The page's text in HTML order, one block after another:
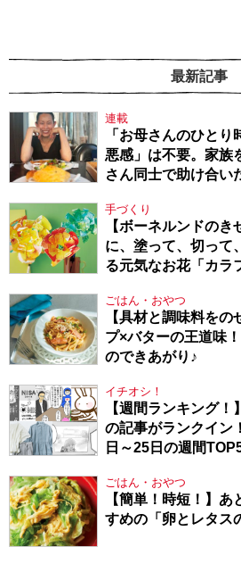
最新記事
連載
「お母さんのひと
悪感」は不要。家族
さん同士で助け合い
手づくり
【ボーネルンドの
に、塗って、切って
る元気なお花「カラ
ごはん・おやつ
【具材と調味料を
プ×バターの王道味
のできあがり♪
イチオシ！
【週間ランキング
の記事がランクイ
日～25日の週間
ごはん・おやつ
【簡単！時短！】
すめの「卵とレタス